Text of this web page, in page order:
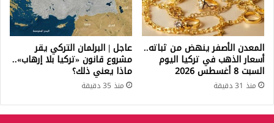
المعدن الأصفر ينهض من ثباته..
أسعار الذهب في تركيا اليوم
السبت 8 أغسطس 2026
منذ 31 دقيقة
عاجل | البرلمان التركي يقر
مشروع قانون «تركيا بلا إرهاب»..
ماذا يعني ذلك؟
منذ 35 دقيقة